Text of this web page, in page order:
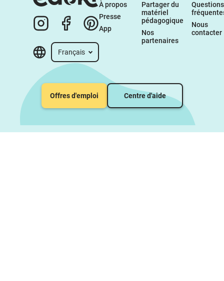
Français
À propos
Presse
App
Partager du
matériel
pédagogique
Nos
partenaires
Questions
Nous
contacter
Offres d'emploi Centre d'aide